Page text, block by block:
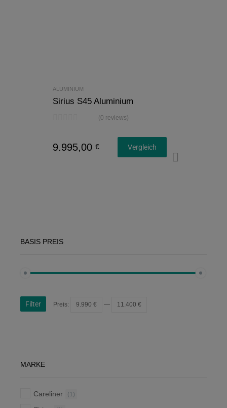
ALUMINIUM
Sirius S45 Aluminium
(0 reviews)
9.995,00 €
Vergleich
BASIS PREIS
Filter Preis: 9.990 € — 11.400 €
MARKE
Careliner (1)